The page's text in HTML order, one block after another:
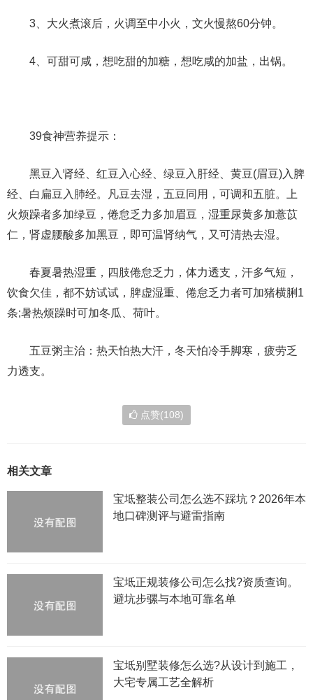
3、大火煮滚后，火调至中小火，文火慢熬60分钟。
4、可甜可咸，想吃甜的加糖，想吃咸的加盐，出锅。
39食神营养提示：
黑豆入肾经、红豆入心经、绿豆入肝经、黄豆(眉豆)入脾
经、白扁豆入肺经。凡豆去湿，五豆同用，可调和五脏。上
火烦躁者多加绿豆，倦怠乏力多加眉豆，湿重尿黄多加薏苡
仁，肾虚腰酸多加黑豆，即可温肾纳气，又可清热去湿。
春夏暑热湿重，四肢倦怠乏力，体力透支，汗多气短，
饮食欠佳，都不妨试试，脾虚湿重、倦怠乏力者可加猪横脷1
条;暑热烦躁时可加冬瓜、荷叶。
五豆粥主治：热天怕热大汗，冬天怕冷手脚寒，疲劳乏
力透支。
点赞(108)
相关文章
宝坻整装公司怎么选不踩坑？2026年本
地口碑测评与避雷指南
宝坻正规装修公司怎么找?资质查询。
避坑步骡与本地可靠名单
宝坻别墅装修怎么选?从设计到施工，
大宅专属工艺全解析